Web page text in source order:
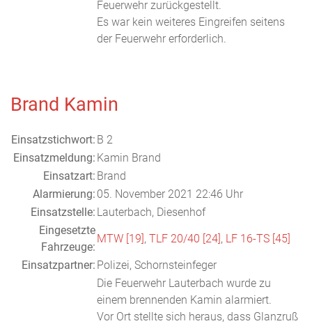
Feuerwehr zurückgestellt.
Es war kein weiteres Eingreifen seitens
der Feuerwehr erforderlich.
Brand Kamin
Einsatzstichwort: B 2
Einsatzmeldung: Kamin Brand
Einsatzart: Brand
Alarmierung: 05. November 2021 22:46 Uhr
Einsatzstelle: Lauterbach, Diesenhof
Eingesetzte
Fahrzeuge:
MTW [19], TLF 20/40 [24], LF 16-TS [45]
Einsatzpartner: Polizei, Schornsteinfeger
Die Feuerwehr Lauterbach wurde zu
einem brennenden Kamin alarmiert.
Vor Ort stellte sich heraus, dass Glanzruß